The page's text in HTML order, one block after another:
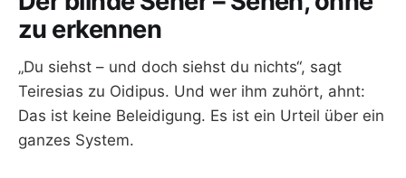
zu erkennen
„Du siehst – und doch siehst du nichts“, sagt
Teiresias zu Oidipus. Und wer ihm zuhört, ahnt:
Das ist keine Beleidigung. Es ist ein Urteil über ein
ganzes System.